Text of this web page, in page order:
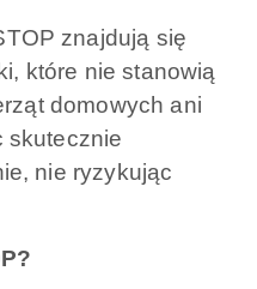
znajdują się
które nie stanowią
domowych ani
skutecznie
nie ryzykując